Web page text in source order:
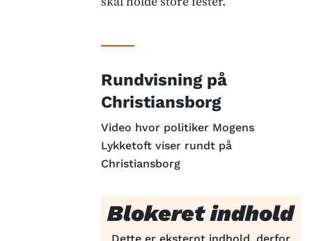
Rundvisning på
Christiansborg
Video hvor politiker Mogens
Lykketoft viser rundt på
Christiansborg
Blokeret indhold
Dette er eksternt indhold, derfor